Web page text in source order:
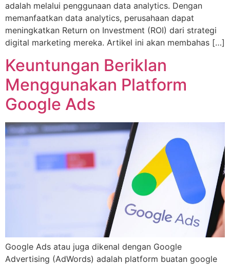
adalah melalui penggunaan data analytics. Dengan
memanfaatkan data analytics, perusahaan dapat
meningkatkan Return on Investment (ROI) dari strategi
digital marketing mereka. Artikel ini akan membahas […]
Keuntungan Beriklan
Menggunakan Platform
Google Ads
Google Ads atau juga dikenal dengan Google
Advertising (AdWords) adalah platform buatan google